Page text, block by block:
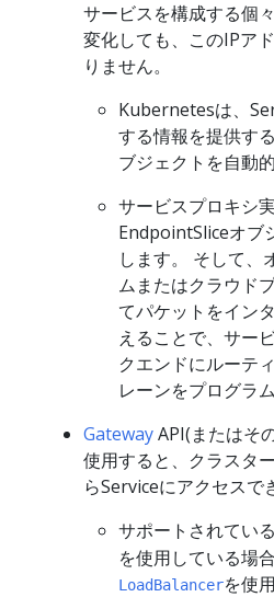
サービスを構成する個
変化しても、このIPア
りません。
Kubernetesは、
する情報を提供する
ブジェクトを自動
サービスプロキシ
EndpointSliceオブ
します。 そして、
ムまたはクラウド
てパケットをイン
えることで、サー
クエンドにルーテ
レーンをプログラム
GatewayAPI(またはそ
使用すると、クラスタ
らServiceにアクセスで
サポートされている
を使用している場
LoadBalancerを使